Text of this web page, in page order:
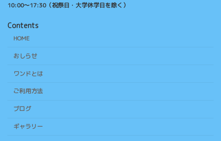
10:00～17:30（祝祭日・大学休学日を除く）
Contents
HOME
おしらせ
ワンドとは
ご利用方法
ブログ
ギャラリー